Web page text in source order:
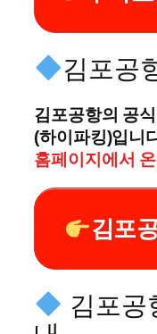
김포공
김포공항의 공
(하이파킹)입니
홈페이지에서
김포
김포공